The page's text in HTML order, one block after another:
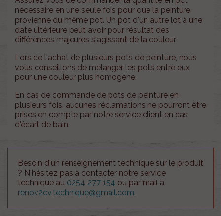
nécessaire en une seule fois pour que la peinture
provienne du même pot. Un pot d'un autre lot à une
date ultérieure peut avoir pour résultat des
différences majeures s'agissant de la couleur.
Lors de l'achat de plusieurs pots de peinture, nous
vous conseillons de mélanger les pots entre eux
pour une couleur plus homogène.
En cas de commande de pots de peinture en
plusieurs fois, aucunes réclamations ne pourront être
prises en compte par notre service client en cas
d'écart de bain.
Besoin d'un renseignement technique sur le produit
? N'hésitez pas à contacter notre service
technique au 0254 277 154 ou par mail à
renov2cv.technique@gmail.com.